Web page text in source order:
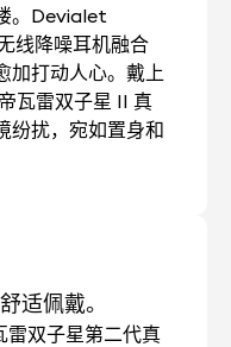
。Devialet
线降噪耳机融合
加打动人心。戴上
瓦雷双子星 II 真
纷扰，宛如置身和
适佩戴。
双子星第二代真